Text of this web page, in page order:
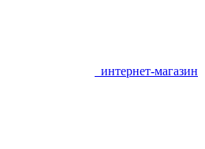
интернет-магазин